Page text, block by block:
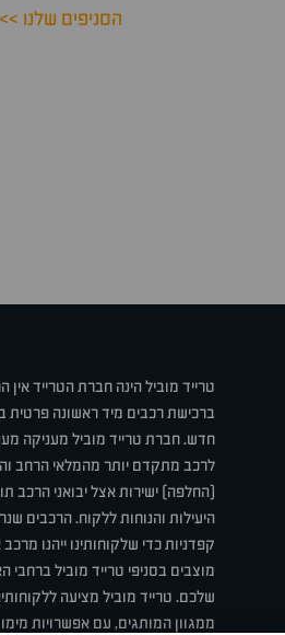
הסניפים שלנו >>
טרייד מוביל הינה חברת הטרייד
ברכישת רכבים מיד ראשונה פרטית
חדש. חברת טרייד מוביל מעניקה
לרכב מתקדם יותר מהמלאי הרחב
(החלפה) ישירות אצל יבואני הרכב
היעילות והנוחות ללקוח. הרכבים
קפדניות כדי שלקוחותינו ייהנו
מוצבים בסניפי טרייד מוביל
שלכם. טרייד מוביל מציעה
ממגוון המותגים, עם אפשרויות